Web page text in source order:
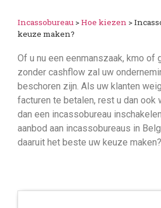
Incassobureau >Hoe kiezen >
keuze maken?
Of u nu een eenmanszaak, kmo of
zonder cashflow zal uw
beschoren zijn. Als uw klanten
facturen te betalen, rest u dan ook
dan een incassobureau
aanbod aan incassobureaus in
daaruit het beste uw keuze maken?